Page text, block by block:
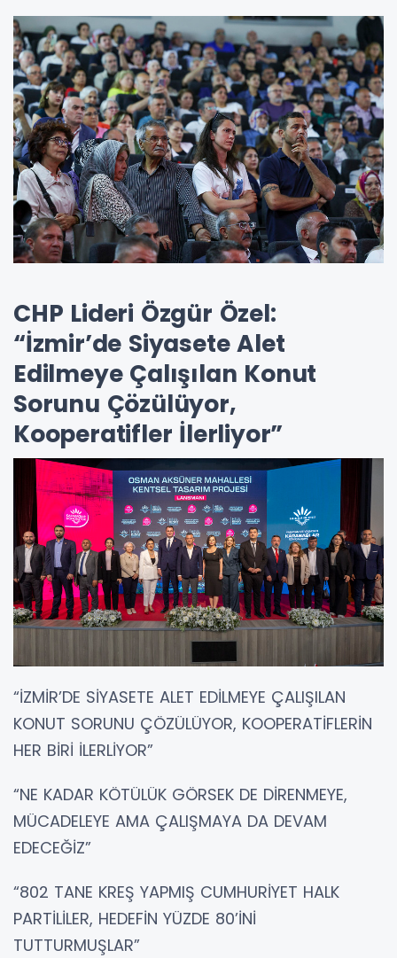
CHP Lideri Özgür Özel:
“İzmir’de Siyasete Alet
Edilmeye Çalışılan Konut
Sorunu Çözülüyor,
Kooperatifler İlerliyor”
“İZMİR’DE SİYASETE ALET EDİLMEYE ÇALIŞILAN
KONUT SORUNU ÇÖZÜLÜYOR, KOOPERATİFLERİN
HER BİRİ İLERLİYOR”
“NE KADAR KÖTÜLÜK GÖRSEK DE DİRENMEYE,
MÜCADELEYE AMA ÇALIŞMAYA DA DEVAM
EDECEĞİZ”
“802 TANE KREŞ YAPMIŞ CUMHURİYET HALK
PARTİLİLER, HEDEFİN YÜZDE 80’İNİ
TUTTURMUŞLAR”